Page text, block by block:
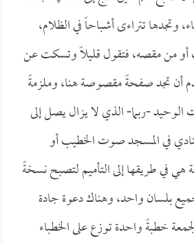
وتجدها تتراءى أشباحاً في الظلام،
من مقصه، فتقول قليلاً وتسكت عن
أن تجد صفحةً مقصوصة هنا، وملزمةً
-ربما- الذي لا يزال يصل إلى
في المسجد صوت الخطيب أو
في طريقها إلى التأميم لتصبح نسخةً
بلسان واحد، وهناك دعوة جادة
خطبةً واحدة توزع على الخطباء